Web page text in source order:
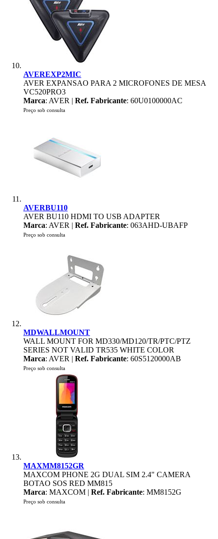
AVEREXP2MIC
AVER EXPANSAO PARA 2 MICROFONES DE MESA
VC520PRO3
Marca: AVER | Ref. Fabricante: 60U0100000AC
Preço sob consulta
AVERBU110
AVER BU110 HDMI TO USB ADAPTER
Marca: AVER | Ref. Fabricante: 063AHD-UBAFP
Preço sob consulta
MDWALLMOUNT
WALL MOUNT FOR MD330/MD120/TR/PTC/PTZ
SERIES NOT VALID TR535 WHITE COLOR
Marca: AVER | Ref. Fabricante: 60S5120000AB
Preço sob consulta
MAXMM8152GR
MAXCOM PHONE 2G DUAL SIM 2.4" CAMERA
BOTAO SOS RED MM815
Marca: MAXCOM | Ref. Fabricante: MM8152G
Preço sob consulta